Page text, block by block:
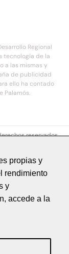
Regional
tecnología de la
a las mismas y
de publicidad
ello ha contado
Palamós.
reservados
propias y
rendimiento
y
accede a la